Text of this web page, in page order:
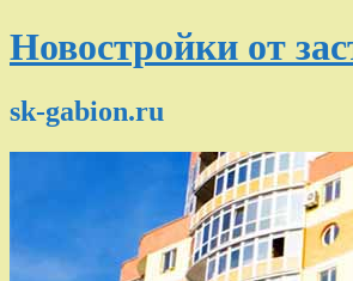
Новостройки от
sk-gabion.ru